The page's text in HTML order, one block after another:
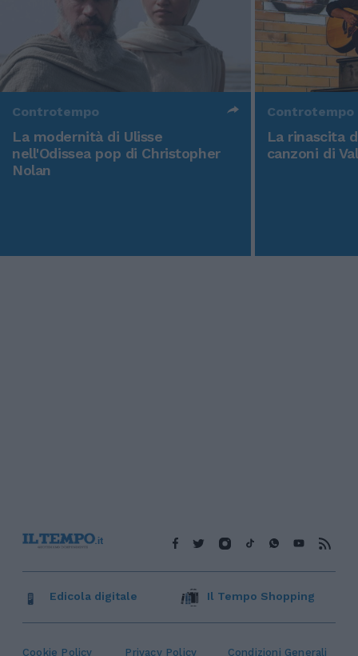
Controtempo
La modernità di Ulisse
nell'Odissea pop di Christopher
Nolan
Controtempo
La rinascita
canzoni di
Cookie Policy Privacy Policy Condizioni Generali
Edicola digitale Il Tempo Shopping